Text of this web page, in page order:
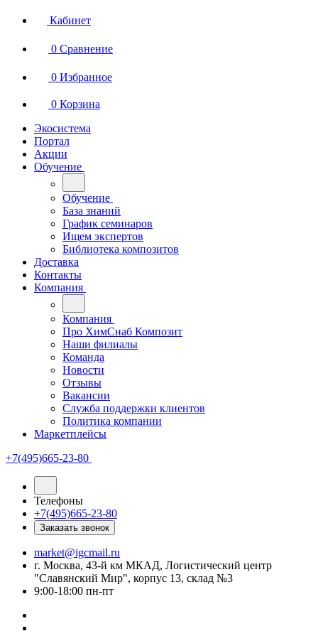
Кабинет
0 Сравнение
0 Избранное
0 Корзина
Экосистема
Портал
Акции
Обучение
Обучение
База знаний
График семинаров
Ищем экспертов
Библиотека композитов
Доставка
Контакты
Компания
Компания
Про ХимСнаб Композит
Наши филиалы
Команда
Новости
Отзывы
Вакансии
Служба поддержки клиентов
Политика компании
Маркетплейсы
+7(495)665-23-80
Телефоны
+7(495)665-23-80
Заказать звонок
market@igcmail.ru
г. Москва, 43-й км МКАД, Логистический центр
"Славянский Мир", корпус 13, склад №3
9:00-18:00 пн-пт